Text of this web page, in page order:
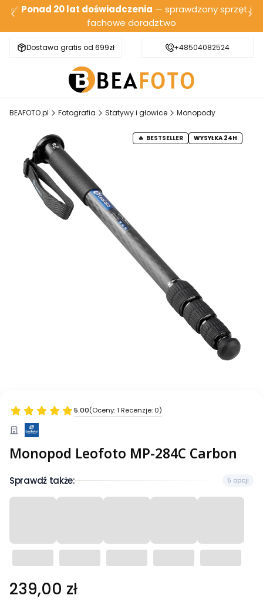
✅ Ponad 20 lat doświadczenia — sprawdzony sprzęt i
fachowe doradztwo
Dostawa gratis od 699zł Bezpieczna wysyłka
+48504082524
BEAFOTO.pl Fotografia Statywy i głowice Monopody
BESTSELLER WYSYŁKA 24H
5.00(Oceny: 1 Recenzje: 0)
Monopod Leofoto MP-284C Carbon
Sprawdź także: 5 opcji
Cena
239,00 zł